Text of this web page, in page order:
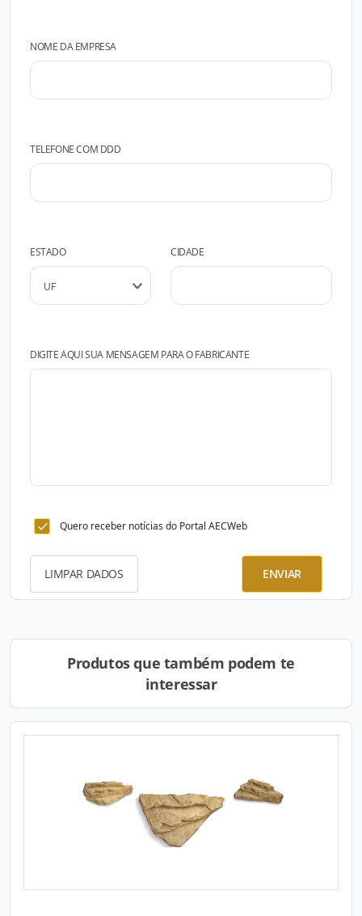
NOME DA EMPRESA
TELEFONE COM DDD
ESTADO CIDADE
DIGITE AQUI SUA MENSAGEM PARA O FABRICANTE
Quero receber notícias do Portal AECWeb
LIMPAR DADOS ENVIAR
Produtos que também podem te
interessar